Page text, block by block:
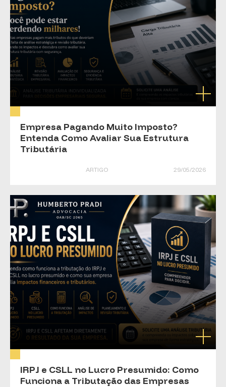
Empresa Pagando Muito Imposto?
Entenda Como Avaliar Sua Estrutura
Tributária
ARTIGO 29/05/2026
IRPJ e CSLL no Lucro Presumido: Como
Funciona a Tributação das Empresas